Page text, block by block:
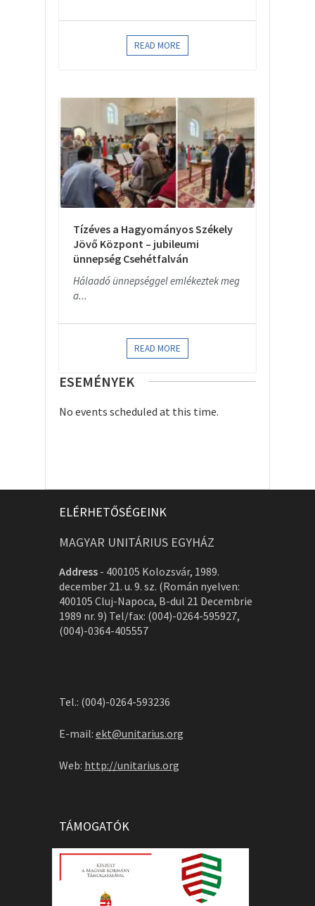
READ MORE
Tízéves a Hagyományos Székely
Jövő Központ – jubileumi
ünnepség Csehétfalván
Hálaadó ünnepséggel emlékeztek meg
a...
READ MORE
ESEMÉNYEK
No events scheduled at this time.
ELÉRHETŐSÉGEINK
MAGYAR UNITÁRIUS EGYHÁZ
Address - 400105 Kolozsvár, 1989.
december 21. u. 9. sz. (Román nyelven:
400105 Cluj-Napoca, B-dul 21 Decembrie
1989 nr. 9) Tel/fax: (004)-0264-595927,
(004)-0364-405557
Tel.: (004)-0264-593236
E-mail: ekt@unitarius.org
Web: http://unitarius.org
TÁMOGATÓK